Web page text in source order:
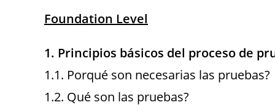
Foundation Level
1. Principios básicos del proceso de
1.1. Porqué son necesarias las pruebas?
1.2. Qué son las pruebas?